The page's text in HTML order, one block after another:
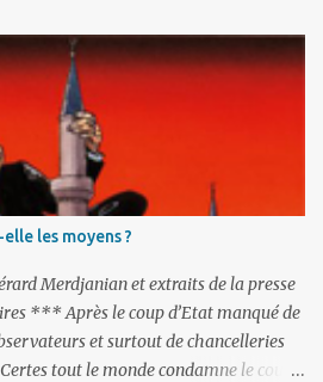
les moyens ?
Merdjanian et extraits de la presse
*** Après le coup d’Etat manqué de
et surtout de chancelleries
tout le monde condamne le coup